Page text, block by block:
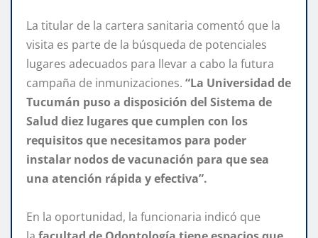
La titular de la cartera sanitaria comentó que la
visita es parte de la búsqueda de potenciales
lugares adecuados para llevar a cabo la futura
campaña de inmunizaciones. “La Universidad de
Tucumán puso a disposición del Sistema de
Salud diez lugares que cumplen con los
requisitos que necesitamos para poder
instalar nodos de vacunación para que sea
una atención rápida y efectiva”.
En la oportunidad, la funcionaria indicó que